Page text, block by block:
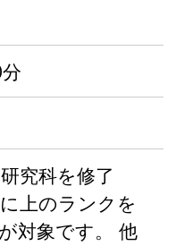
究科を修了
上のランクを
対象です。 他